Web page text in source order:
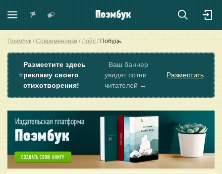
Поэмбук Современники Лойс Побудь.
⭐
Разместите здесь
рекламу своего
стихотворения!
Ваш баннер
увидят сотни
читателей →
Разместить